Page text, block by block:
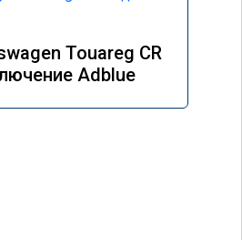
Touareg CR
Adblue